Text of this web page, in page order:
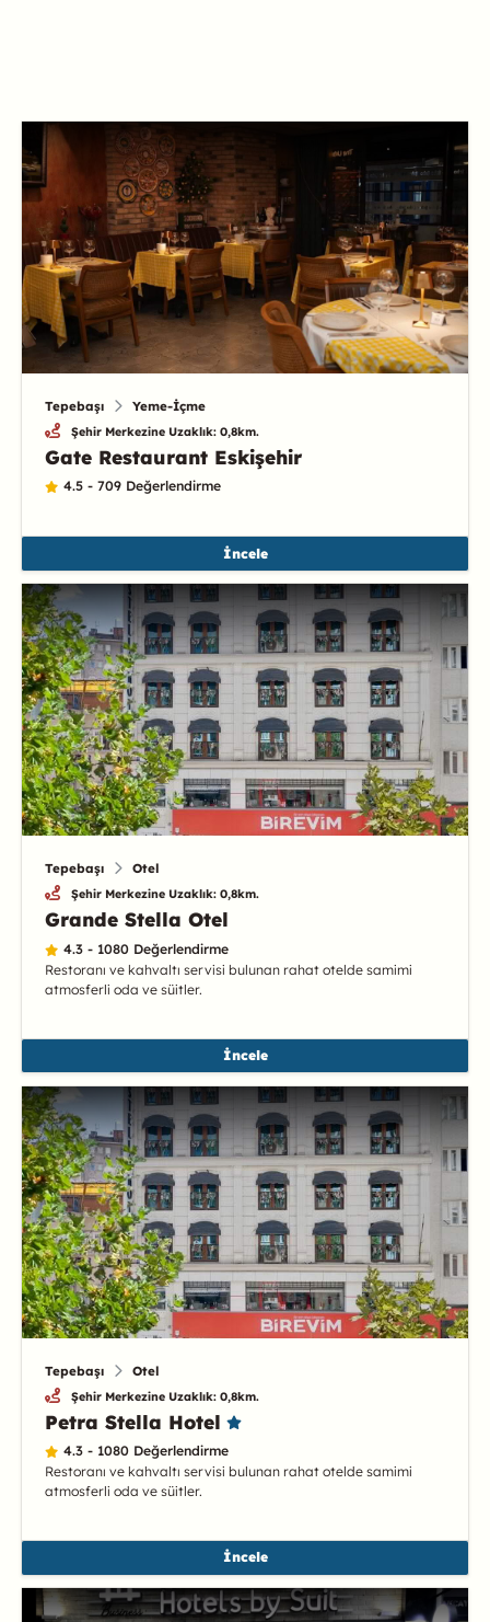
Tepebaşı Yeme-İçme
Şehir Merkezine Uzaklık: 0,8km.
Gate Restaurant Eskişehir
4.5 - 709 Değerlendirme
İncele
Tepebaşı Otel
Şehir Merkezine Uzaklık: 0,8km.
Grande Stella Otel
4.3 - 1080 Değerlendirme
Restoranı ve kahvaltı servisi bulunan rahat otelde samimi
atmosferli oda ve süitler.
İncele
Tepebaşı Otel
Şehir Merkezine Uzaklık: 0,8km.
Petra Stella Hotel
4.3 - 1080 Değerlendirme
Restoranı ve kahvaltı servisi bulunan rahat otelde samimi
atmosferli oda ve süitler.
İncele